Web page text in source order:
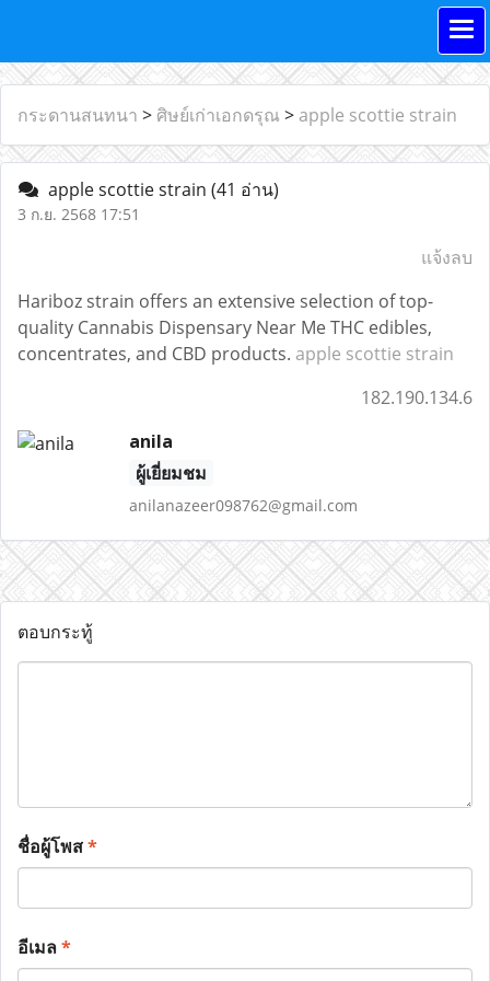
กระดานสนทนา > ศิษย์เก่าเอกดรุณ > apple scottie strain
apple scottie strain (41 อ่าน)
3 ก.ย. 2568 17:51
แจ้งลบ
Hariboz strain offers an extensive selection of top-
quality Cannabis Dispensary Near Me THC edibles,
concentrates, and CBD products. apple scottie strain
182.190.134.6
anila
ผู้เยี่ยมชม
anilanazeer098762@gmail.com
ตอบกระทู้
ชื่อผู้โพส*
อีเมล*